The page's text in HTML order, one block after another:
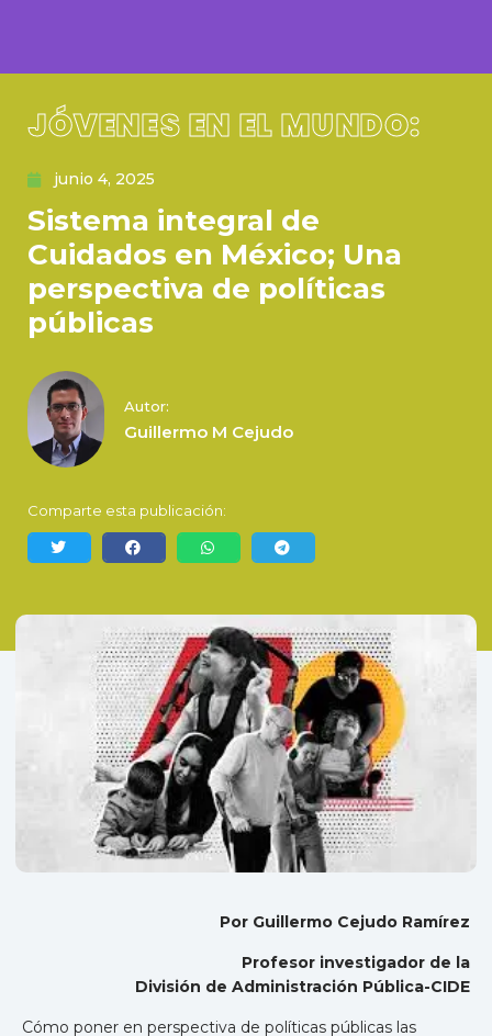
JÓVENES EN EL MUNDO:
junio 4, 2025
Sistema integral de
Cuidados en México; Una
perspectiva de políticas
públicas
Autor:
Guillermo M Cejudo
Comparte esta publicación:
Por Guillermo Cejudo Ramírez
Profesor investigador de la
División de Administración Pública-CIDE
Cómo poner en perspectiva de políticas públicas las